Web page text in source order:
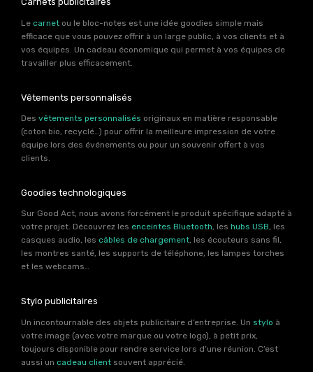
Le carnet ou le bloc-notes est une idée goodies simple mais
efficace que vous pouvez offrir à un large public, à vos clients et à
vos équipes. Un cadeau économique qui permet à vos équipes de
travailler plus efficacement.
Vêtements personnalisés
Des vêtements personnalisés originaux en matière responsable
(coton bio, recyclé…) pour offrir la meilleure impression de votre
équipe lors des événements ou pour un souvenir offert à vos
clients.
Goodies technologiques
Sur Good Act, nous avons forcément le produit spécifique adapté à
votre projet. Découvrez les enceintes Bluetooth, les hubs USB, les
casques audio, les câbles de chargement, les écouteurs sans fil,
les montres santé, les supports de téléphone, les lampes torches
et les webcams…
Stylo publicitaires
Un incontournable des objets publicitaire d’entreprise. Un stylo à
votre image (avec votre marque ou votre logo), à petit prix,
toujours disponible pour rendre service lors d’une réunion. C’est
aussi un cadeau client souvent apprécié.